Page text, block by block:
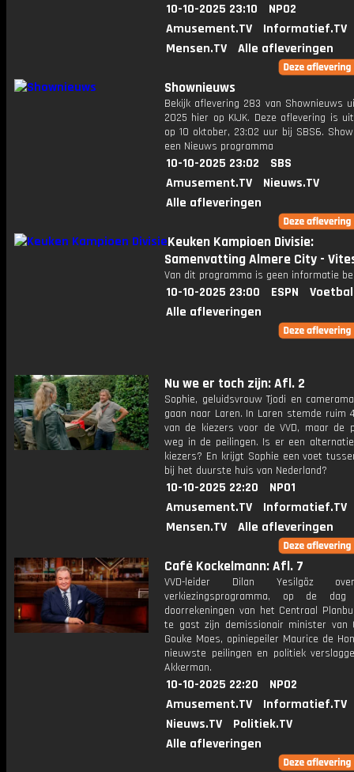
10-10-2025 23:10
NPO2
Amusement.TV
Informatief.TV
Mensen.TV
Alle afleveringen
Shownieuws
Bekijk aflevering 283 van Shownieuws
2025 hier op KIJK. Deze aflevering is
op 10 oktober, 23:02 uur bij SBS6.
een Nieuws programma
10-10-2025 23:02
SBS
Amusement.TV
Nieuws.TV
Alle afleveringen
Keuken Kampioen Divisie:
Samenvatting Almere City -
Van dit programma is geen informatie
10-10-2025 23:00 ESPN
Alle afleveringen
Nu we er toch zijn: Afl. 2
Sophie, geluidsvrouw Tjodi en
gaan naar Laren. In Laren stemde ruim
van de kiezers voor de VVD, maar de
weg in de peilingen. Is er een
kiezers? En krijgt Sophie een voet
bij het duurste huis van Nederland?
10-10-2025 22:20
NPO1
Amusement.TV
Informatief.TV
Mensen.TV
Alle afleveringen
Café Kockelmann: Afl. 7
VVD-leider Dilan Yesilgöz
verkiezingsprogramma, op de
doorrekeningen van het Centraal
te gast zijn demissionair minister van
Gouke Moes, opiniepeiler Maurice de
nieuwste peilingen en politiek
Akkerman.
10-10-2025 22:20
NPO2
Amusement.TV
Informatief.TV
Nieuws.TV
Politiek.TV
Alle afleveringen